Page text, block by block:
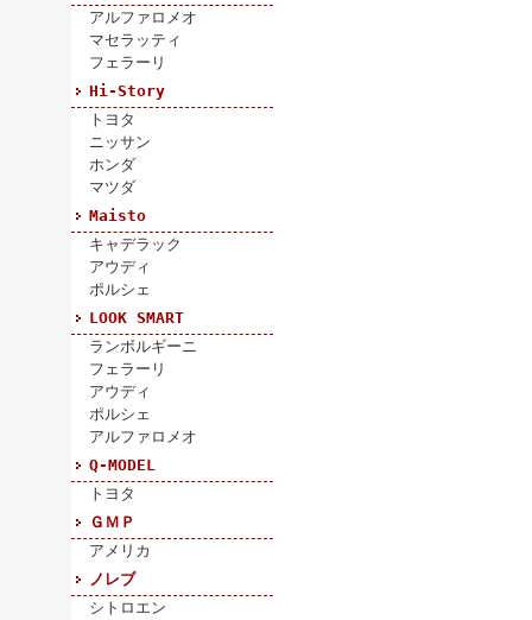
アルファロメオ
マセラッティ
フェラーリ
Hi-Story
トヨタ
ニッサン
ホンダ
マツダ
Maisto
キャデラック
アウディ
ポルシェ
LOOK SMART
ランボルギーニ
フェラーリ
アウディ
ポルシェ
アルファロメオ
Q-MODEL
トヨタ
ＧＭＰ
アメリカ
ノレブ
シトロエン